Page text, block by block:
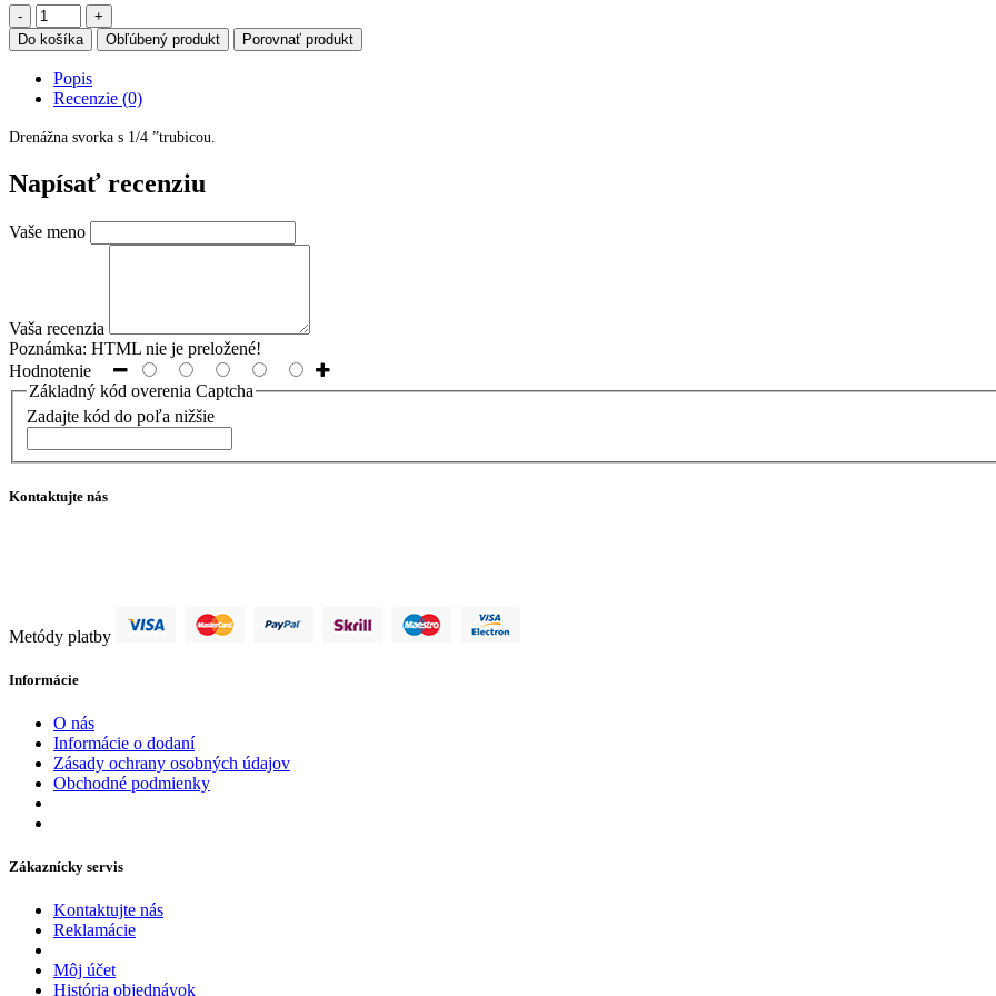
Do košíka Obľúbený produkt Porovnať produkt
Popis
Recenzie (0)
Drenážna svorka s 1/4 ”trubicou.
Napísať recenziu
Vaše meno
Vaša recenzia
Poznámka: HTML nie je preložené!
Hodnotenie
Základný kód overenia Captcha
Zadajte kód do poľa nižšie
Kontaktujte nás
Metódy platby
Informácie
O nás
Informácie o dodaní
Zásady ochrany osobných údajov
Obchodné podmienky
Zákaznícky servis
Kontaktujte nás
Reklamácie
Môj účet
História objednávok